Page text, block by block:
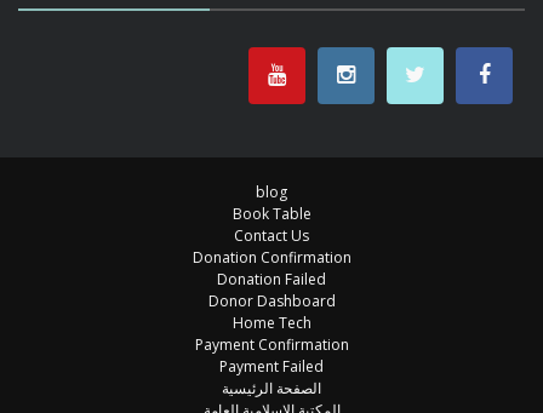
blog
Book Table
Contact Us
Donation Confirmation
Donation Failed
Donor Dashboard
Home Tech
Payment Confirmation
Payment Failed
الصفحة الرئيسية